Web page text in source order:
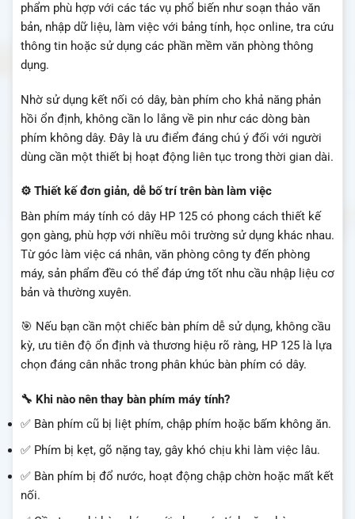
phẩm phù hợp với các tác vụ phổ biến như soạn thảo văn
bản, nhập dữ liệu, làm việc với bảng tính, học online, tra cứu
thông tin hoặc sử dụng các phần mềm văn phòng thông
dụng.
Nhờ sử dụng kết nối có dây, bàn phím cho khả năng phản
hồi ổn định, không cần lo lắng về pin như các dòng bàn
phím không dây. Đây là ưu điểm đáng chú ý đối với người
dùng cần một thiết bị hoạt động liên tục trong thời gian dài.
⚙️ Thiết kế đơn giản, dễ bố trí trên bàn làm việc
Bàn phím máy tính có dây HP 125 có phong cách thiết kế
gọn gàng, phù hợp với nhiều môi trường sử dụng khác nhau.
Từ góc làm việc cá nhân, văn phòng công ty đến phòng
máy, sản phẩm đều có thể đáp ứng tốt nhu cầu nhập liệu cơ
bản và thường xuyên.
🎯 Nếu bạn cần một chiếc bàn phím dễ sử dụng, không cầu
kỳ, ưu tiên độ ổn định và thương hiệu rõ ràng, HP 125 là lựa
chọn đáng cân nhắc trong phân khúc bàn phím có dây.
🔧 Khi nào nên thay bàn phím máy tính?
✅ Bàn phím cũ bị liệt phím, chập phím hoặc bấm không ăn.
✅ Phím bị kẹt, gõ nặng tay, gây khó chịu khi làm việc lâu.
✅ Bàn phím bị đổ nước, hoạt động chập chờn hoặc mất kết
nối.